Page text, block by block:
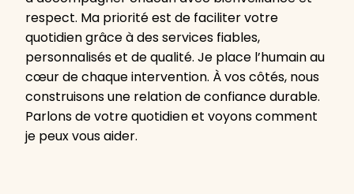
respect. Ma priorité est de faciliter votre
quotidien grâce à des services fiables,
personnalisés et de qualité. Je place l’humain au
cœur de chaque intervention. À vos côtés, nous
construisons une relation de confiance durable.
Parlons de votre quotidien et voyons comment
je peux vous aider.